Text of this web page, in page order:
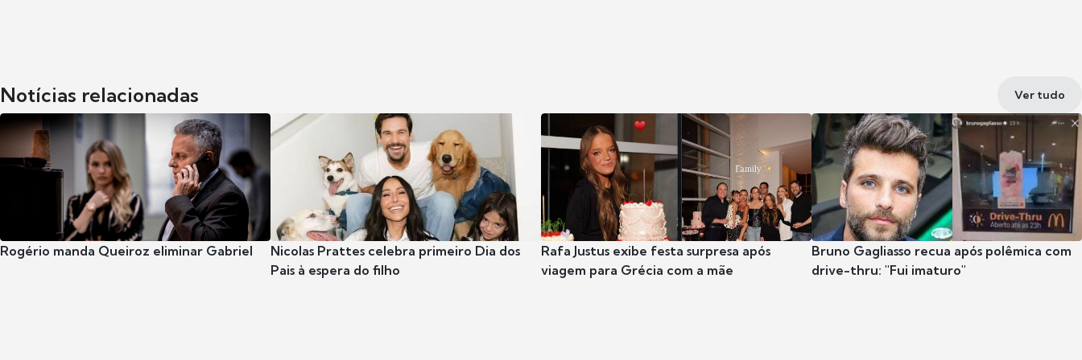
Notícias relacionadas Ver tudo
Rogério manda Queiroz eliminar Gabriel
Nicolas Prattes celebra primeiro Dia dos
Pais à espera do filho
Rafa Justus exibe festa surpresa após
viagem para Grécia com a mãe
Bruno Gagliasso recua após polêmica com
drive-thru: "Fui imaturo"